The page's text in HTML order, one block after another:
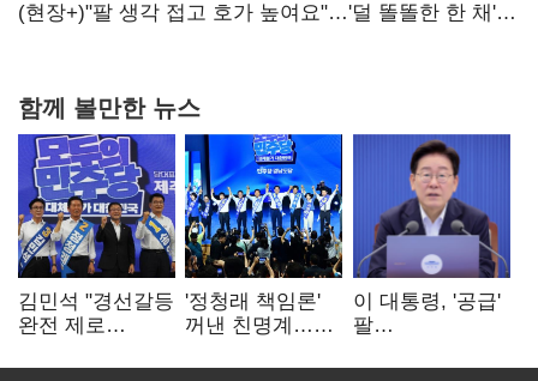
숙제
(현장+)"팔 생각 접고 호가 높여요"…'덜 똘똘한 한 채'
함께 볼만한 뉴스
김민석 "경선갈등
완전 제로
"반명 공세
'정청래 책임론'
꺼낸 친명계…
추가투표 때리기
이 대통령, '공급'
팔
여 내부선